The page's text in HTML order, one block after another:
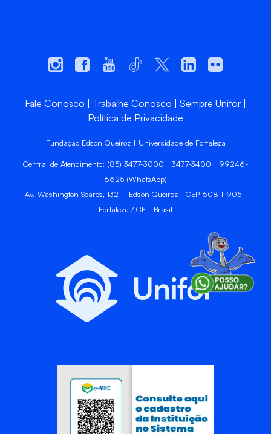
Fale Conosco Trabalhe Conosco
Sempre Unifor
Política de Privacidade
Fundação Edson Queiroz | Universidade de Fortaleza
Central de Atendimento: (85) 3477-3000 | 3477-3400 | 99246-
6625 (WhatsApp)
Av. Washington Soares, 1321 - Edson Queiroz - CEP 60811-905 -
Fortaleza / CE - Brasil